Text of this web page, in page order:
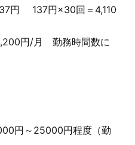
円 137円×30回＝4,110
円/月 勤務時間数に
円～25000円程度（勤